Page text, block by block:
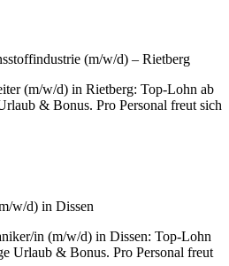
(m/w/d) – Rietberg
(m/w/d) in Rietberg: Top-Lohn ab
& Bonus. Pro Personal freut sich
w/d) in Dissen
in (m/w/d) in Dissen: Top-Lohn
Urlaub & Bonus. Pro Personal freut